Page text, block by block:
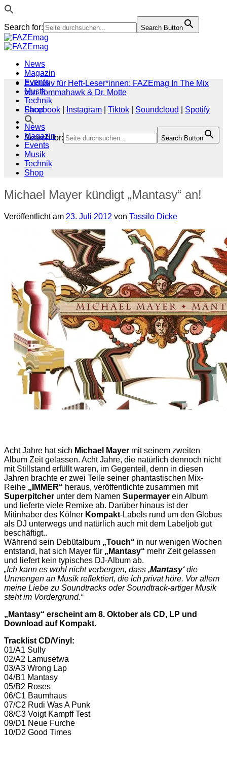
Search for: Search Button
Zum
Inhalt
News
Magazin
Events
Musik
Technik
Shop
Search for: Search Button
Exklusiv für Heft-Leser*innen: FAZEmag In The Mix
von Tommahawk & Dr. Motte
Facebook
Instagram Tiktok Soundcloud
Spotify
News
Magazin
Events
Musik
Technik
Shop
Michael Mayer kündigt „Mantasy“ an!
Veröffentlicht am 23. Juli 2012 von Tassilo Dicke
Acht Jahre hat sich Michael Mayer mit seinem zweiten
Album Zeit gelassen. Acht Jahre, die natürlich dennoch nicht
mit Stillstand erfüllt waren, im Gegenteil, denn in diesen
Jahren brachte er zwei Teile seiner phantastischen Mix-
Reihe „IMMER“ heraus, veröffentlichte zusammen mit
Superpitcher unter dem Namen Supermayer ein Album
und lieferte viele Remixe ab. Darüber hinaus ist der
Mitinhaber des Kölner Kompakt-Labels rund um den Globus
als DJ unterwegs und natürlich auch mit dem Labeljob gut
beschäftigt..
Während sein Debütalbum „Touch“ in nur wenigen Wochen
entstand, hat sich Mayer für „Mantasy“ mehr Zeit gelassen
und liefert kein typisches DJ-Album ab.
„Ich kann es wohl nicht verbergen, dass ‚Mantasy‘die
Unmengen an Musik reflektiert, die ich privat höre. Vor allem
meine Liebe zu Soundtracks oder Soundtrack-artiger Musik
stehtim Vordergrund.“
„Mantasy“ erscheint am 8. Oktober als CD, LP und
Download auf Kompakt.
Tracklist CD/Vinyl:
01/A1 Sully
02/A2 Lamusetwa
03/A3 Wrong Lap
04/B1 Mantasy
05/B2 Roses
06/C1 Baumhaus
07/C2 Rudi Was A Punk
08/C3 Voigt Kampff Test
09/D1 Neue Furche
10/D2 Good Times